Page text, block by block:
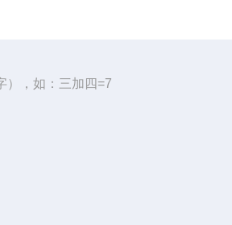
），如：三加四=7